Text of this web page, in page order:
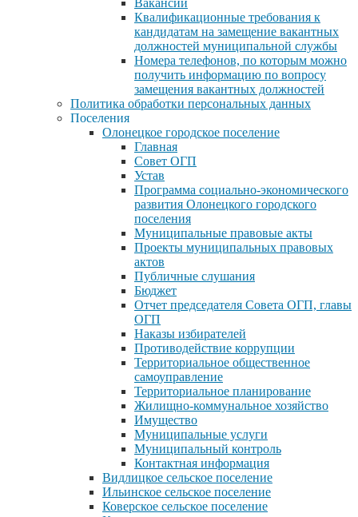
Вакансии
Квалификационные требования к
кандидатам на замещение вакантных
должностей муниципальной службы
Номера телефонов, по которым можно
получить информацию по вопросу
замещения вакантных должностей
Политика обработки персональных данных
Поселения
Олонецкое городское поселение
Главная
Совет ОГП
Устав
Программа социально-экономического
развития Олонецкого городского
поселения
Муниципальные правовые акты
Проекты муниципальных правовых
актов
Публичные слушания
Бюджет
Отчет председателя Совета ОГП, главы
ОГП
Наказы избирателей
Противодействие коррупции
Территориальное общественное
самоуправление
Территориальное планирование
Жилищно-коммунальное хозяйство
Имущество
Муниципальные услуги
Муниципальный контроль
Контактная информация
Видлицкое сельское поселение
Ильинское сельское поселение
Коверское сельское поселение